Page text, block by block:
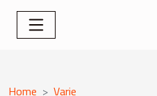
Home
Varie